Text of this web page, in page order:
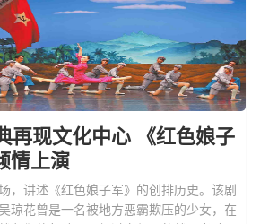
再现文化中心 《红色娘子
情上演
，讲述《红色娘子军》的创排历史。该剧
琼花曾是一名被地方恶霸欺压的少女，在